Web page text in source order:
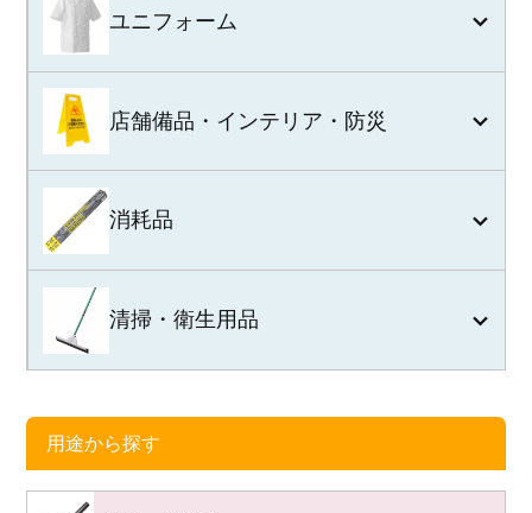
ユニフォーム
店舗備品・インテリア・防災
消耗品
清掃・衛生用品
用途から探す